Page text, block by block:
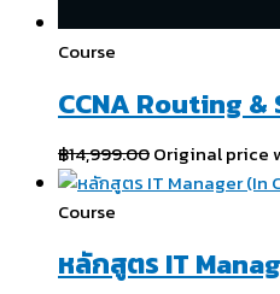
Course
CCNA Routing
฿14,999.00Original price
Course
หลักสูตร IT